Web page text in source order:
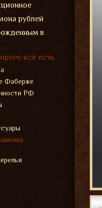
рублей
в
всё есть
Фаберже
РФ